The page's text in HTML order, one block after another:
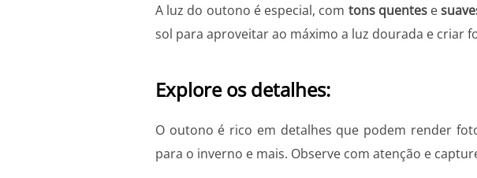
A luz do outono é especial, com tons quentese
sol para aproveitar ao máximo a luz dourada e criar
Explore os detalhes:
O outono é rico em detalhes que podem render
para o inverno e mais. Observe com atenção e